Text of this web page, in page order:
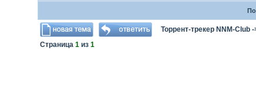
Торрент-трекер NNM-Club-
Страница 1из 1